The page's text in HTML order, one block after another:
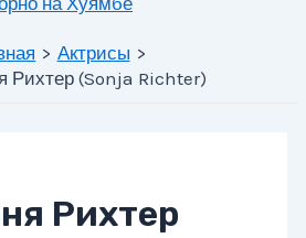
Актрисы
Рихтер (Sonja Richter)
Рихтер